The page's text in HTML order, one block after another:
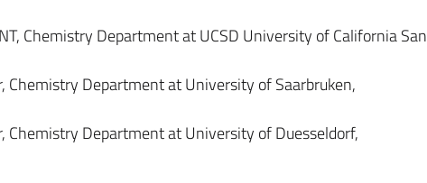
Chemistry Department at UCSD University of California San
Chemistry Department at University of Saarbruken,
Chemistry Department at University of Duesseldorf,